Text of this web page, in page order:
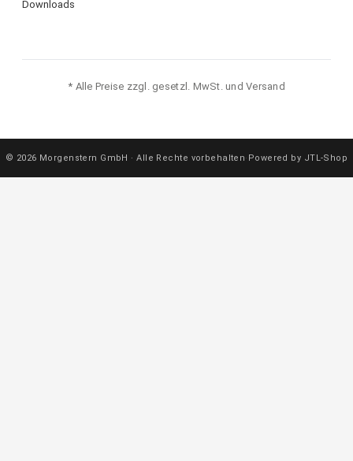
Downloads
* Alle Preise zzgl. gesetzl. MwSt. und Versand
© 2026 Morgenstern GmbH · Alle Rechte vorbehalten· Powered by JTL-Shop